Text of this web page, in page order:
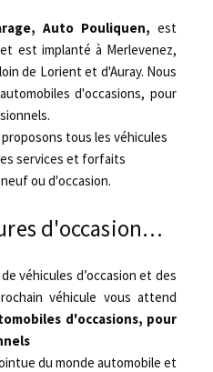
Auto Pouliquen, est
est implanté à Merlevenez,
de Lorient et d'Auray. Nous
d'occasions, pour
tous les véhicules
services et forfaits
ou d'occasion.
d'occasion…
véhicules d’occasion et des
véhicule vous attend
d'occasions, pour
du monde automobile et